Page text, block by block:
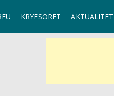
KRYESORET AKTUALITET